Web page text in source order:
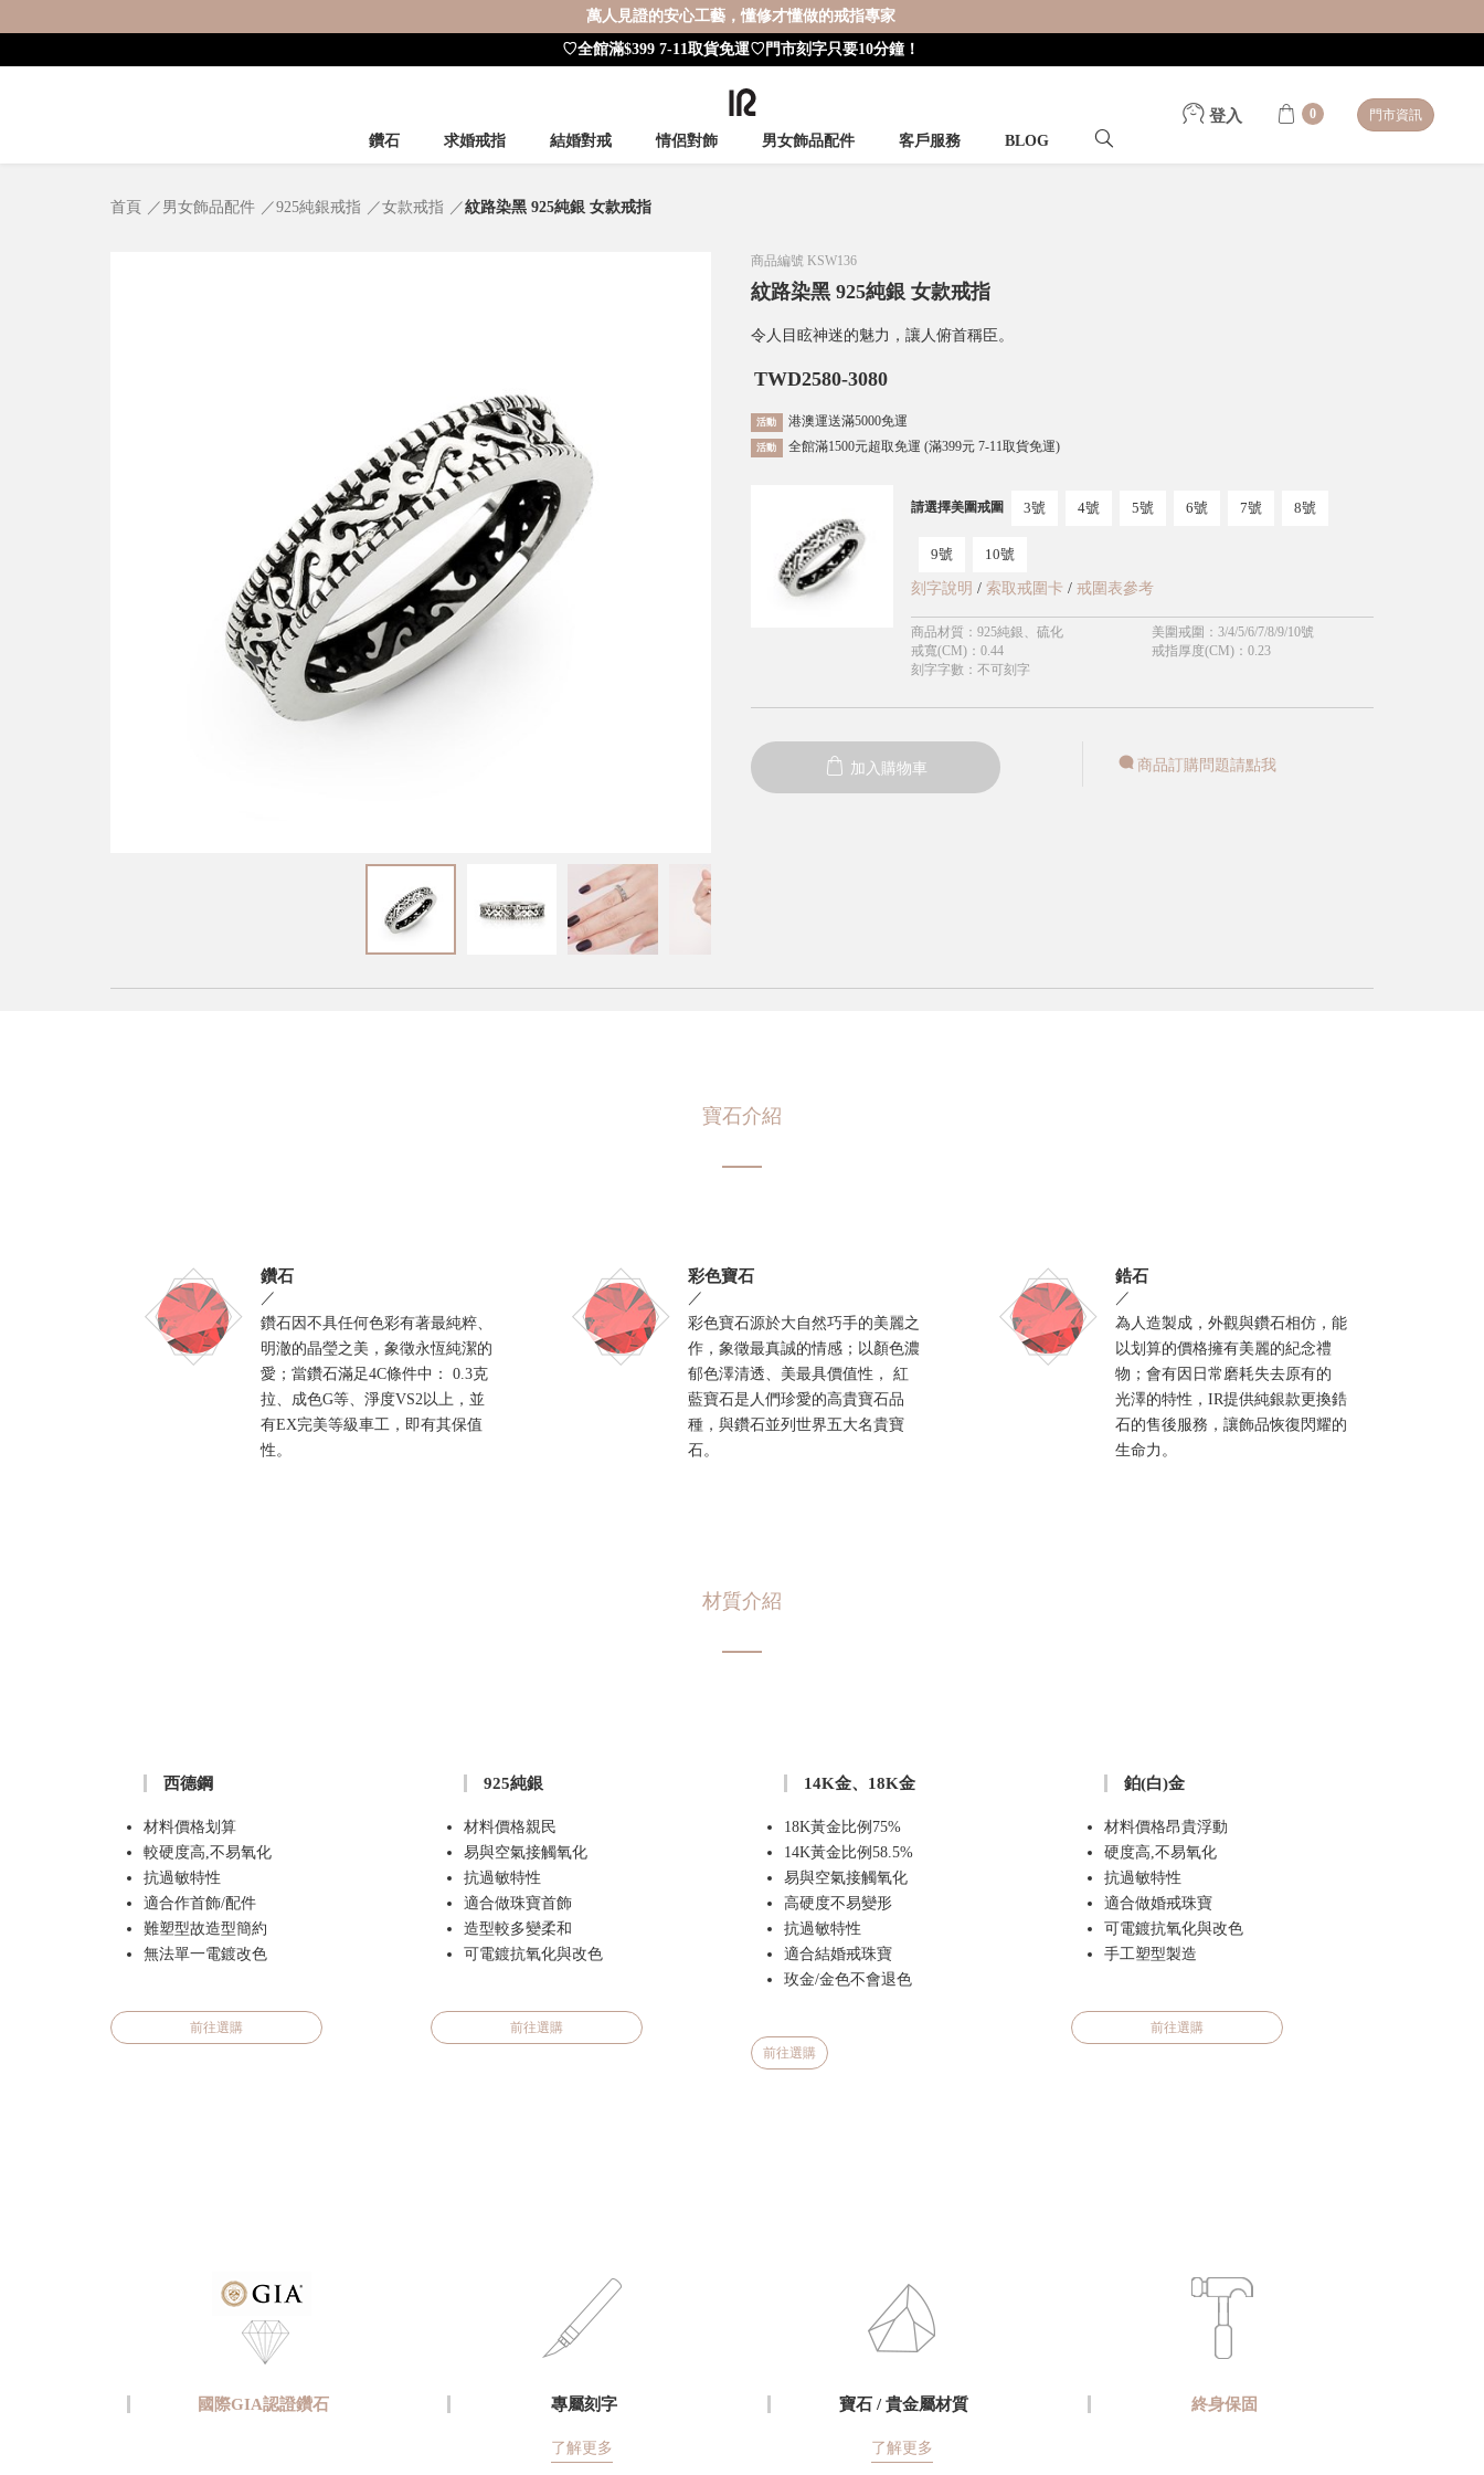
萬人見證的安心工藝，懂修才懂做的戒指專家
♡全館滿$399 7-11取貨免運♡門市刻字只要10分鐘！
鑽石 求婚戒指 結婚對戒 情侶對飾 男女飾品配件 客戶服務 BLOG
登入 0 門市資訊
首頁 男女飾品配件 925純銀戒指 女款戒指 紋路染黑 925純銀 女款戒指
商品編號 KSW136
紋路染黑 925純銀 女款戒指
令人目眩神迷的魅力，讓人俯首稱臣。
TWD2580-3080
活動 港澳運送滿5000免運
活動 全館滿1500元超取免運 (滿399元 7-11取貨免運)
請選擇美圍戒圍 3號 4號 5號 6號 7號 8號
9號 10號
刻字說明 / 索取戒圍卡 / 戒圍表參考
商品材質 ： 925純銀、硫化 美圍戒圍 ： 3/4/5/6/7/8/9/10號
戒寬(CM) ： 0.44 戒指厚度(CM)： 0.23
刻字字數 ： 不可刻字
加入購物車 商品訂購問題請點我
寶石介紹
鑽石
／
鑽石因不具任何色彩有著最純粹、
明澈的晶瑩之美，象徵永恆純潔的
愛；當鑽石滿足4C條件中： 0.3克
拉、成色G等、淨度VS2以上，並
有EX完美等級車工，即有其保值
性。
彩色寶石
／
彩色寶石源於大自然巧手的美麗之
作，象徵最真誠的情感；以顏色濃
郁色澤清透、美最具價值性， 紅
藍寶石是人們珍愛的高貴寶石品
種，與鑽石並列世界五大名貴寶
石。
鋯石
／
為人造製成，外觀與鑽石相仿，能
以划算的價格擁有美麗的紀念禮
物；會有因日常磨耗失去原有的
光澤的特性，IR提供純銀款更換鋯
石的售後服務，讓飾品恢復閃耀的
生命力。
材質介紹
西德鋼
材料價格划算
較硬度高,不易氧化
抗過敏特性
適合作首飾/配件
難塑型故造型簡約
無法單一電鍍改色
前往選購
925純銀
材料價格親民
易與空氣接觸氧化
抗過敏特性
適合做珠寶首飾
造型較多變柔和
可電鍍抗氧化與改色
前往選購
14K金、18K金
18K黃金比例75%
14K黃金比例58.5%
易與空氣接觸氧化
高硬度不易變形
抗過敏特性
適合結婚戒珠寶
玫金/金色不會退色
前往選購
鉑(白)金
材料價格昂貴浮動
硬度高,不易氧化
抗過敏特性
適合做婚戒珠寶
可電鍍抗氧化與改色
手工塑型製造
前往選購
國際GIA認證鑽石 專屬刻字
了解更多
寶石 / 貴金屬材質
了解更多
終身保固